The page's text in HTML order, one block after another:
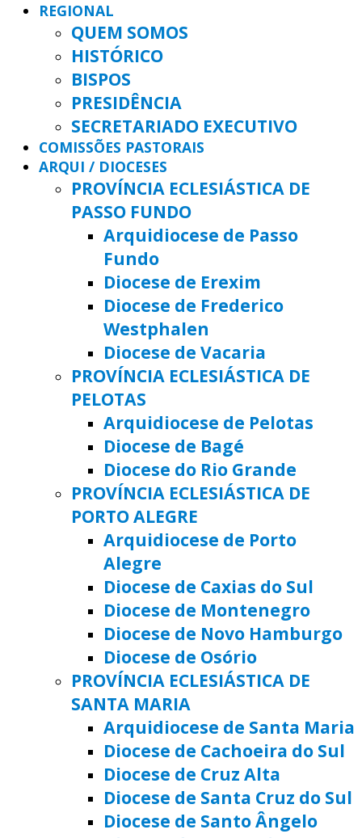
REGIONAL
QUEM SOMOS
HISTÓRICO
BISPOS
PRESIDÊNCIA
SECRETARIADO EXECUTIVO
COMISSÕES PASTORAIS
ARQUI / DIOCESES
PROVÍNCIA ECLESIÁSTICA DE
PASSO FUNDO
Arquidiocese de Passo
Fundo
Diocese de Erexim
Diocese de Frederico
Westphalen
Diocese de Vacaria
PROVÍNCIA ECLESIÁSTICA DE
PELOTAS
Arquidiocese de Pelotas
Diocese de Bagé
Diocese do Rio Grande
PROVÍNCIA ECLESIÁSTICA DE
PORTO ALEGRE
Arquidiocese de Porto
Alegre
Diocese de Caxias do Sul
Diocese de Montenegro
Diocese de Novo Hamburgo
Diocese de Osório
PROVÍNCIA ECLESIÁSTICA DE
SANTA MARIA
Arquidiocese de Santa Maria
Diocese de Cachoeira do Sul
Diocese de Cruz Alta
Diocese de Santa Cruz do Sul
Diocese de Santo Ângelo